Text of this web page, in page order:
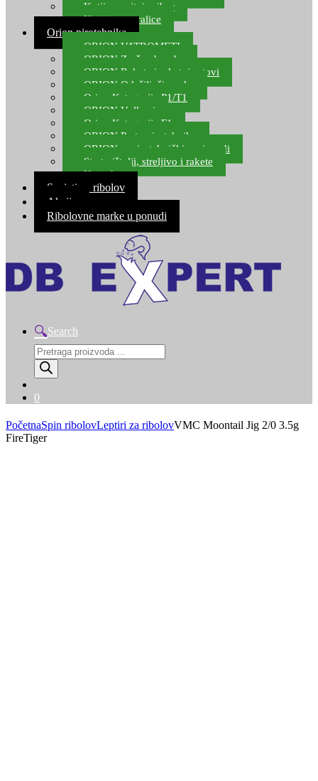
Kutije za sitni pribor
Kutije za varalice
Orion pirotehnika
ORION VATROMETI
ORION Zračne bombe
ORION Rakete i raketni setovi
ORION Odašiljači zvuka
Orion Kategorija P1/T1
ORION Vulkani
Orion Kategorija F1
ORION Party pirotehnika
ORION nepirotehnički proizvodi
Start pištolji, streljivo i rakete
Kontakt
Savjeti za ribolov
Akcija
Ribolovne marke u ponudi
Search
Products
search
0
PočetnaSpin ribolovLeptiri za ribolovVMC Moontail Jig 2/0 3.5g
FireTiger